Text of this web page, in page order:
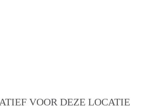
VOOR DEZE LOCATIE